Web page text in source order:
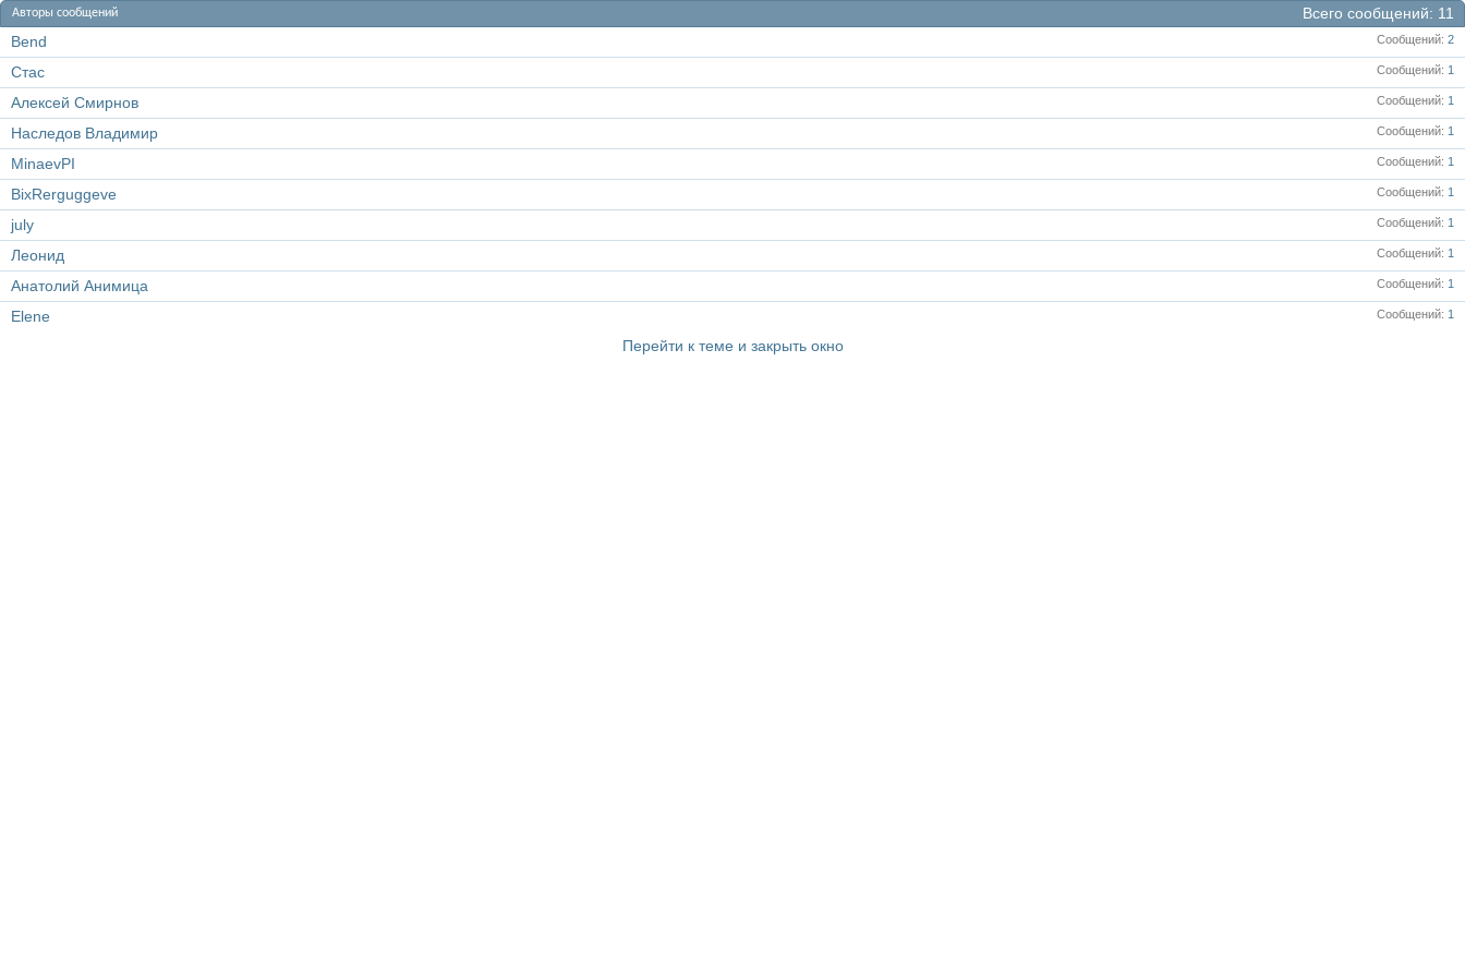
Всего сообщений 11
Авторы сообщений
Сообщений 2
Bend
Сообщений 1
Стас
Сообщений 1
Алексей Смирнов
Сообщений 1
Наследов Владимир
Сообщений 1
MinaevPI
Сообщений 1
BixRerguggeve
Сообщений 1
july
Сообщений 1
Леонид
Сообщений 1
Анатолий Анимица
Сообщений 1
Elene
Перейти к теме и закрыть окно